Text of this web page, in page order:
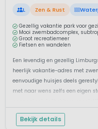
L Zen & Rust
Gezellig vakantie park voor
Mooi zwembadcomplex,
Groot recreatiemeer
Fietsen en wandelen
Een levendig en gezellig
heerlijk vakantie-adres met
eenvoudige huisjes deels
met naar wens zelfs een eigen
zwemco...
Bekijk details